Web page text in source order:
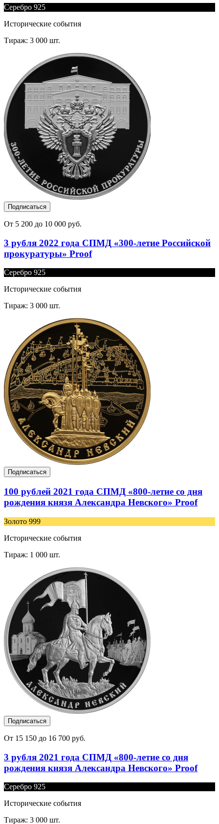
Серебро 925
Исторические события
Тираж: 3 000 шт.
Подписаться
От 5 200 до 10 000 руб.
3 рубля 2022 года СПМД «300-летие Российской
прокуратуры» Proof
Серебро 925
Исторические события
Тираж: 3 000 шт.
Подписаться
100 рублей 2021 года СПМД «800-летие со дня
рождения князя Александра Невского» Proof
Золото 999
Исторические события
Тираж: 1 000 шт.
Подписаться
От 15 150 до 16 700 руб.
3 рубля 2021 года СПМД «800-летие со дня
рождения князя Александра Невского» Proof
Серебро 925
Исторические события
Тираж: 3 000 шт.